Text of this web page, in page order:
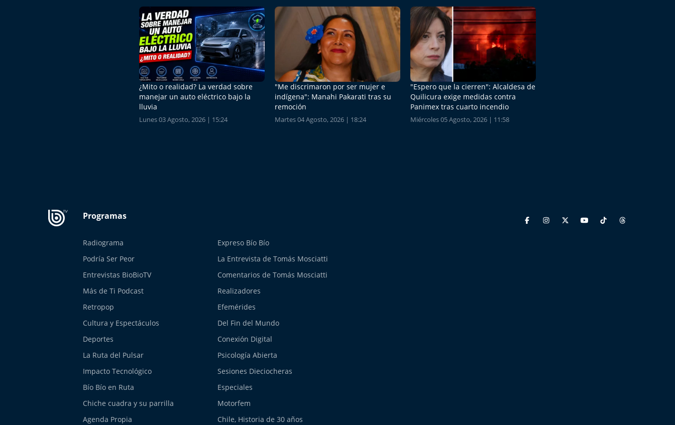
¿Mito o realidad? La verdad sobre
manejar un auto eléctrico bajo la
lluvia
Lunes 03 Agosto, 2026 | 15:24
"Me discrimaron por ser mujer e
indígena": Manahi Pakarati tras su
remoción
Martes 04 Agosto, 2026 | 18:24
"Espero que la cierren": Alcaldesa de
Quilicura exige medidas contra
Panimex tras cuarto incendio
Miércoles 05 Agosto, 2026 | 11:58
Radiograma
Expreso Bío Bío
Podría Ser Peor
La Entrevista de Tomás Mosciatti
Entrevistas BioBioTV
Comentarios de Tomás Mosciatti
Más de Ti Podcast
Realizadores
Retropop
Efemérides
Cultura y Espectáculos
Del Fin del Mundo
Deportes
Conexión Digital
La Ruta del Pulsar
Psicología Abierta
Impacto Tecnológico
Sesiones Dieciocheras
Bío Bío en Ruta
Especiales
Chiche cuadra y su parrilla
Motorfem
Agenda Propia
Chile, Historia de 30 años